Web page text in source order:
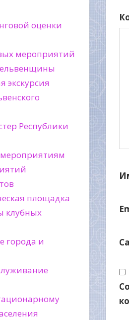
оценки
мероприятий
экскурсия
Республики
площадка
клубных
города и